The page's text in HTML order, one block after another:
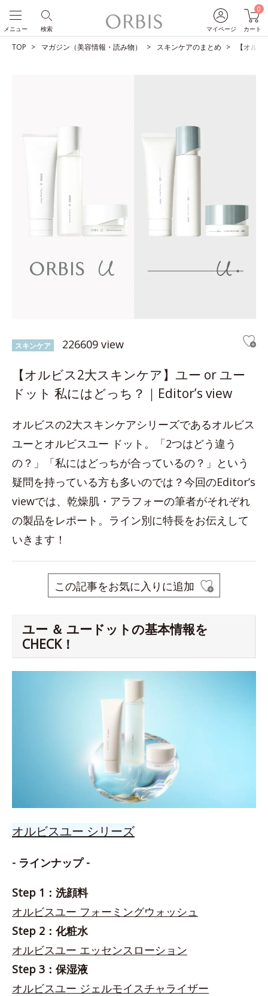
マイページ
0
カート
検索
メニュー
TOP マガジン（美容情報・読み物） スキンケアのまとめ 【オル
スキンケア 226609 view
【オルビス2大スキンケア】ユー or ユー
ドット 私にはどっち？｜Editor’s view
オルビスの2大スキンケアシリーズであるオルビス
ユーとオルビスユー ドット。「2つはどう違う
の？」「私にはどっちが合っているの？」という
疑問を持っている方も多いのでは？今回のEditor’s
viewでは、乾燥肌・アラフォーの筆者がそれぞれ
の製品をレポート。ライン別に特長をお伝えして
いきます！
この記事をお気に入りに追加
ユー ＆ ユードットの基本情報を
CHECK！
オルビスユー シリーズ
- ラインナップ -
Step 1：洗顔料
オルビスユー フォーミングウォッシュ
Step 2：化粧水
オルビスユー エッセンスローション
Step 3：保湿液
オルビスユー ジェルモイスチャライザー